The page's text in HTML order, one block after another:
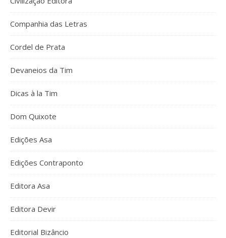
Companhia das Letras
Cordel de Prata
Devaneios da Tim
Dicas à la Tim
Dom Quixote
Edições Asa
Edições Contraponto
Editora Asa
Editora Devir
Editorial Bizâncio